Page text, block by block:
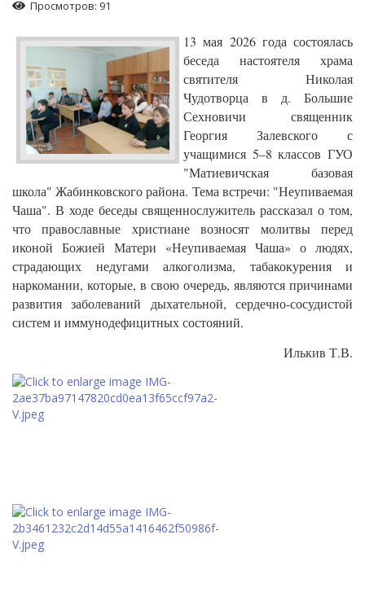
Просмотров: 91
13 мая 2026 года состоялась
беседа настоятеля храма
святителя Николая
Чудотворца в д. Большие
Сехновичи священник
Георгия Залевского с
учащимися 5–8 классов ГУО
"Матиевичская базовая
школа" Жабинковского района. Тема встречи: "Неупиваемая
Чаша". В ходе беседы священнослужитель рассказал о том,
что православные христиане возносят молитвы перед
иконой Божией Матери «Неупиваемая Чаша» о людях,
страдающих недугами алкоголизма, табакокурения и
наркомании, которые, в свою очередь, являются причинами
развития заболеваний дыхательной, сердечно-сосудистой
систем и иммунодефицитных состояний.
Илькив Т.В.